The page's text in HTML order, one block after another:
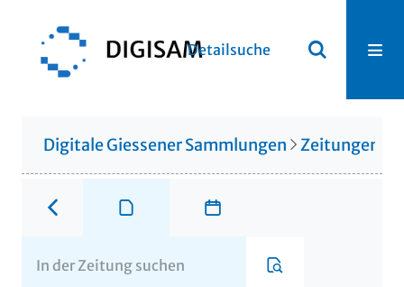
Detailsuche
Digitale Giessener Sammlungen Zeitungen